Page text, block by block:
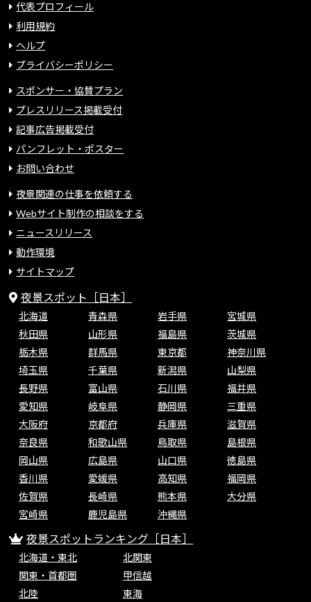
代表プロフィール
利用規約
ヘルプ
プライバシーポリシー
スポンサー・協賛プラン
プレスリリース掲載受付
記事広告掲載受付
パンフレット・ポスター
お問い合わせ
夜景関連の仕事を依頼する
Webサイト制作の相談をする
ニュースリリース
動作環境
サイトマップ
夜景スポット［日本］
北海道 青森県 岩手県
宮城県
秋田県
山形県 福島県
茨城県
栃木県
群馬県 東京都
神奈川県
埼玉県
千葉県 新潟県
山梨県
長野県
富山県 石川県
福井県
愛知県
岐阜県 静岡県
三重県
大阪府
京都府 兵庫県
滋賀県
奈良県
和歌山県 鳥取県
島根県
岡山県
広島県 山口県
徳島県
香川県
愛媛県 高知県
福岡県
佐賀県
長崎県 熊本県
大分県
宮崎県
鹿児島県 沖縄県
夜景スポットランキング［日本］
北海道・東北
北関東
関東・首都圏
甲信越
北陸
東海